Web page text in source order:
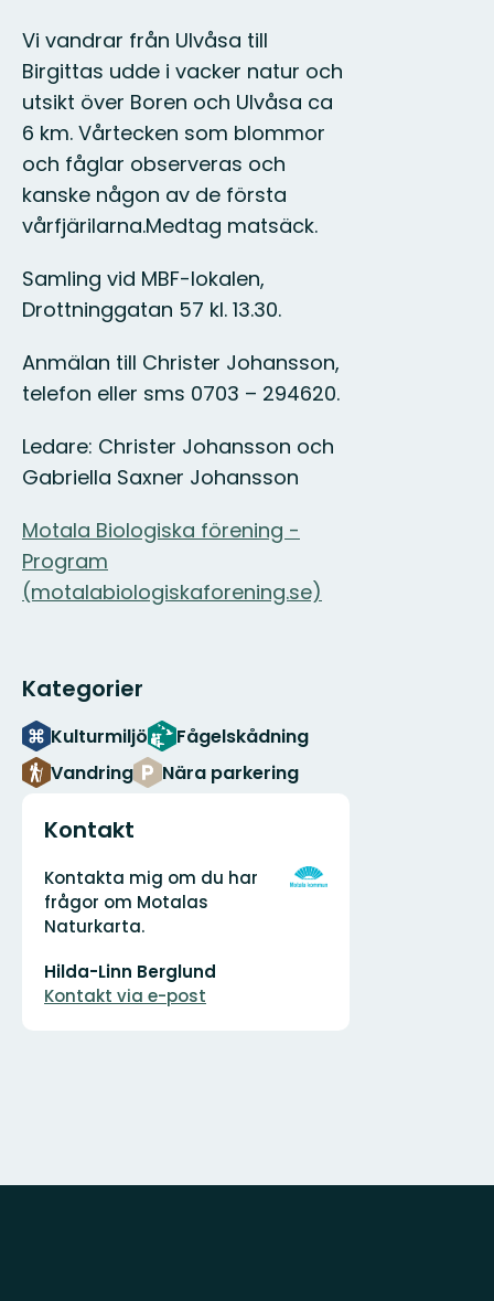
Vi vandrar från Ulvåsa till
Birgittas udde i vacker natur och
utsikt över Boren och Ulvåsa ca
6 km. Vårtecken som blommor
och fåglar observeras och
kanske någon av de första
vårfjärilarna.Medtag matsäck.
Samling vid MBF-lokalen,
Drottninggatan 57 kl. 13.30.
Anmälan till Christer Johansson,
telefon eller sms 0703 – 294620.
Ledare: Christer Johansson och
Gabriella Saxner Johansson
Motala Biologiska förening -
Program
(motalabiologiskaforening.se)
Kategorier
Kulturmiljö
Fågelskådning
Vandring
Nära parkering
Kontakt
Adress
Kontakta mig om du har
frågor om Motalas
Naturkarta.
postadress
Hilda-Linn Berglund
Kontakt via e-post
Organisationens